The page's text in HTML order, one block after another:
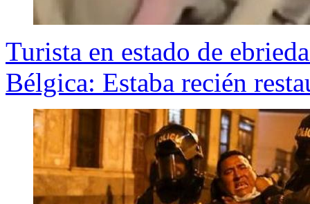
Turista en estado de
Bélgica: Estaba recién